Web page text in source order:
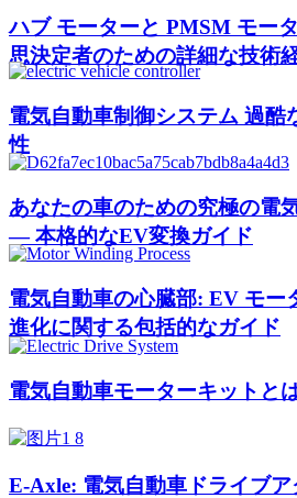
ハブ モーターと PMSM モー
思決定者のための詳細な技術
電気自動車制御システム 過酷
性
あなたの車のための究極の電
— 本格的なEV変換ガイド
電気自動車の心臓部: EV モー
進化に関する包括的なガイド
電気自動車モーターキットと
E-Axle: 電気自動車ドライブ